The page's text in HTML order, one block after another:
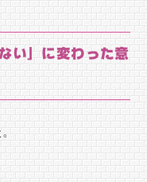
い」に変わった意